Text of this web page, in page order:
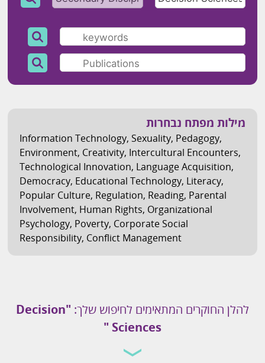
מילות מפתח נבחרות
Information Technology,Sexuality, Pedagogy,
Environment, Creativity, Intercultural Encounters,
Technological Innovation, Language Acquisition,
Democracy, Educational Technology, Literacy,
Popular Culture, Regulation, Reading, Parental
Involvement, Human Rights, Organizational
Psychology, Poverty, Corporate Social
Responsibility, Conflict Management
להלן החוקרים המתאימים לחיפוש שלך: "
Decision
Sciences
"